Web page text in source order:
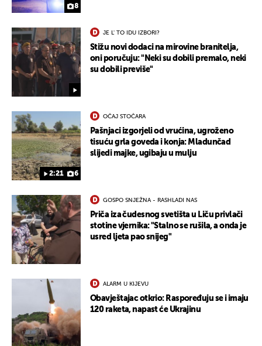
8
JE L' TO IDU IZBORI?
Stižu novi dodaci na mirovine branitelja,
oni poručuju: "Neki su dobili premalo, neki
su dobili previše"
2:21 6
OČAJ STOČARA
Pašnjaci izgorjeli od vrućina, ugroženo
tisuću grla goveda i konja: Mladunčad
slijedi majke, ugibaju u mulju
GOSPO SNJEŽNA - RASHLADI NAS
Priča iza čudesnog svetišta u Liču privlači
stotine vjernika: "Stalno se rušila, a onda je
usred ljeta pao snijeg"
ALARM U KIJEVU
Obavještajac otkrio: Raspoređuju se i imaju
120 raketa, napast će Ukrajinu
UKLJUČITE NOTIFIKACIJE